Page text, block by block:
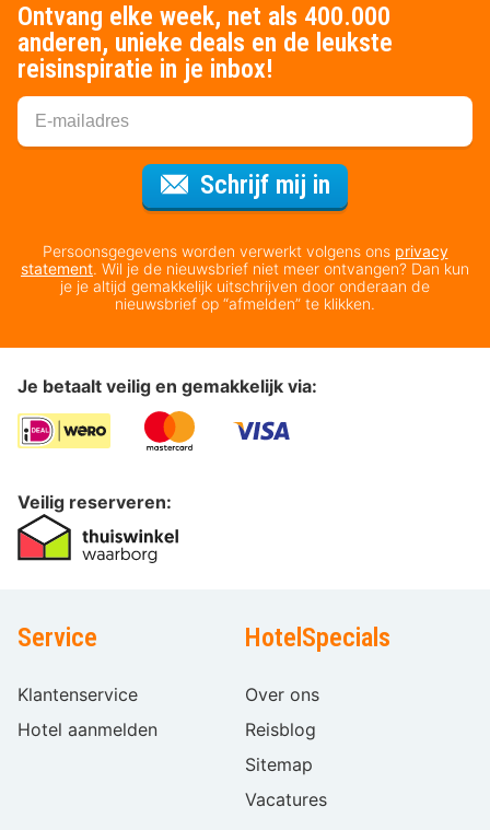
Ontvang elke week, net als 400.000
anderen, unieke deals en de leukste
reisinspiratie in je inbox!
Schrijf mij in
Persoonsgegevens worden verwerkt volgens ons privacy
statement. Wil je de nieuwsbrief niet meer ontvangen? Dan kun
je je altijd gemakkelijk uitschrijven door onderaan de
nieuwsbrief op “afmelden” te klikken.
Je betaalt veilig en gemakkelijk via:
Veilig reserveren:
Service
Klantenservice
Hotel aanmelden
HotelSpecials
Over ons
Reisblog
Sitemap
Vacatures